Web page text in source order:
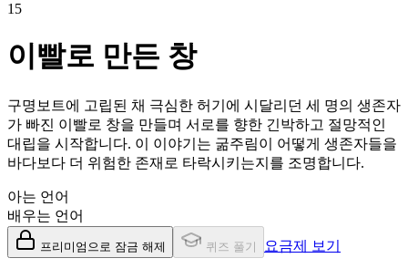
15
이빨로 만든 창
구명보트에 고립된 채 극심한 허기에 시달리던 세 명의 생존자
가 빠진 이빨로 창을 만들며 서로를 향한 긴박하고 절망적인
대립을 시작합니다. 이 이야기는 굶주림이 어떻게 생존자들을
바다보다 더 위험한 존재로 타락시키는지를 조명합니다.
아는 언어
배우는 언어
프리미엄으로 잠금 해제 퀴즈 풀기 요금제 보기